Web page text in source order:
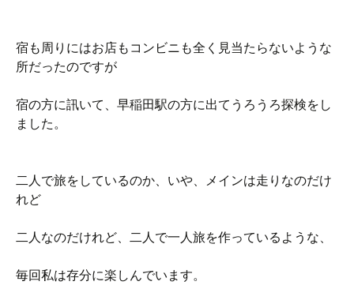
宿も周りにはお店もコンビニも全く見当たらないような
所だったのですが
宿の方に訊いて、早稲田駅の方に出てうろうろ探検をし
ました。
二人で旅をしているのか、いや、メインは走りなのだけ
れど
二人なのだけれど、二人で一人旅を作っているような、
毎回私は存分に楽しんでいます。